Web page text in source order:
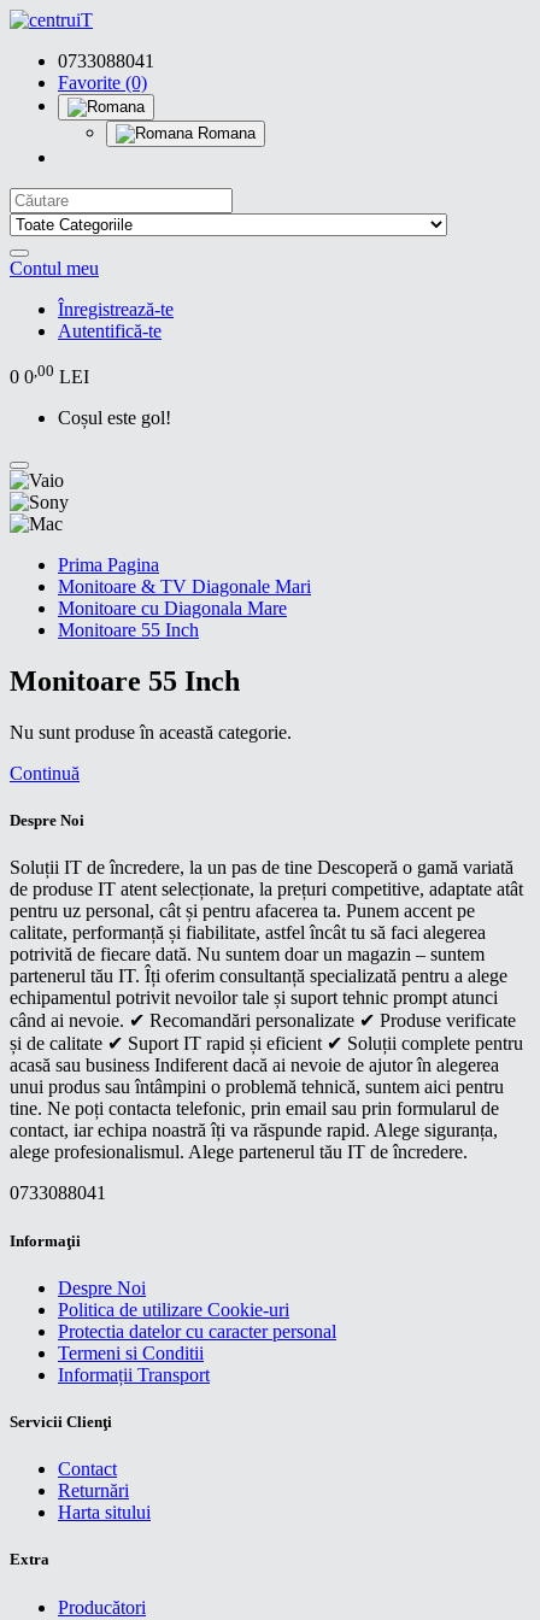
0733088041
Favorite (0)
Romana
Contul meu
Înregistrează-te
Autentifică-te
0 0,00 LEI
Coșul este gol!
Prima Pagina
Monitoare & TV Diagonale Mari
Monitoare cu Diagonala Mare
Monitoare 55 Inch
Monitoare 55 Inch
Nu sunt produse în această categorie.
Continuă
Despre Noi
Soluții IT de încredere, la un pas de tine Descoperă o gamă variată
de produse IT atent selecționate, la prețuri competitive, adaptate atât
pentru uz personal, cât și pentru afacerea ta. Punem accent pe
calitate, performanță și fiabilitate, astfel încât tu să faci alegerea
potrivită de fiecare dată. Nu suntem doar un magazin – suntem
partenerul tău IT. Îți oferim consultanță specializată pentru a alege
echipamentul potrivit nevoilor tale și suport tehnic prompt atunci
când ai nevoie. ✔ Recomandări personalizate ✔ Produse verificate
și de calitate ✔ Suport IT rapid și eficient ✔ Soluții complete pentru
acasă sau business Indiferent dacă ai nevoie de ajutor în alegerea
unui produs sau întâmpini o problemă tehnică, suntem aici pentru
tine. Ne poți contacta telefonic, prin email sau prin formularul de
contact, iar echipa noastră îți va răspunde rapid. Alege siguranța,
alege profesionalismul. Alege partenerul tău IT de încredere.
0733088041
Informaţii
Despre Noi
Politica de utilizare Cookie-uri
Protectia datelor cu caracter personal
Termeni si Conditii
Informații Transport
Servicii Clienţi
Contact
Returnări
Harta sitului
Extra
Producători